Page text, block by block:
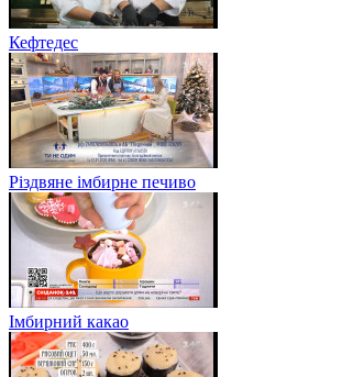
Кефтедес
Різдвяне імбирне печиво
Імбирний какао